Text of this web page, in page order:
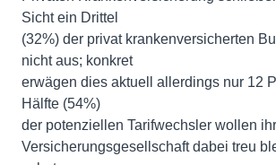
Sicht ein Drittel
(32%) der privat krankenversicherten
nicht aus; konkret
erwägen dies aktuell allerdings nur 12
Hälfte (54%)
der potenziellen Tarifwechsler wollen
Versicherungsgesellschaft dabei treu